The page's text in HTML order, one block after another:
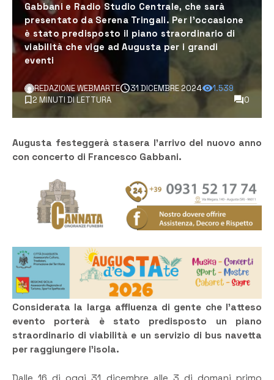
Gabbani e Radio Studio Centrale, che sarà
presentato da Serena Tringali. Per l'occasione
è stato predisposto il piano straordinario di
viabilità che vige ad Augusta per i grandi
eventi
REDAZIONE WEBMARTE 31 DICEMBRE 2024
1.539
2 MINUTI DI LETTURA
0
Augusta festeggerà stasera l’arrivo del nuovo anno
con concerto di Francesco Gabbani.
Considerata la larga affluenza di gente che l’atteso
evento porterà è stato predisposto un piano
straordinario di viabilità e un servizio di bus navetta
per raggiungere l’isola.